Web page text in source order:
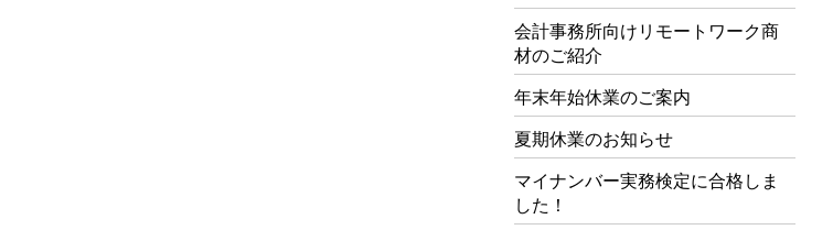
会計事務所向けリモートワーク商
材のご紹介
年末年始休業のご案内
夏期休業のお知らせ
マイナンバー実務検定に合格しま
した！